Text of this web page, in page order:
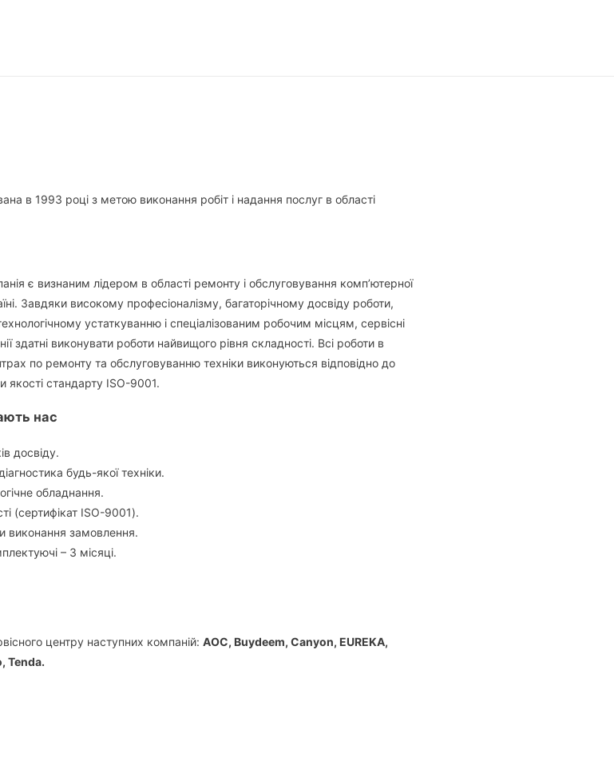
в 1993 році з метою виконання робіт і надання послуг в області
є визнаним лідером в області ремонту і обслуговування комп’ютерної
Завдяки високому професіоналізму, багаторічному досвіду роботи,
устаткуванню і спеціалізованим робочим місцям, сервісні
здатні виконувати роботи найвищого рівня складності. Всі роботи в
по ремонту та обслуговуванню техніки виконуються відповідно до
якості стандарту ISO-9001.
нас
досвіду.
будь-якої техніки.
обладнання.
(сертифікат ISO-9001).
виконання замовлення.
– 3 місяці.
центру наступних компаній: АОС, Buydeem, Canyon, EUREKA,
Tenda.